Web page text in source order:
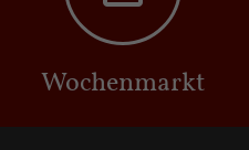
Wochenmarkt